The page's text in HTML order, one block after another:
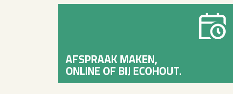
AFSPRAAK MAKEN,
ONLINE OF BIJ ECOHOUT.